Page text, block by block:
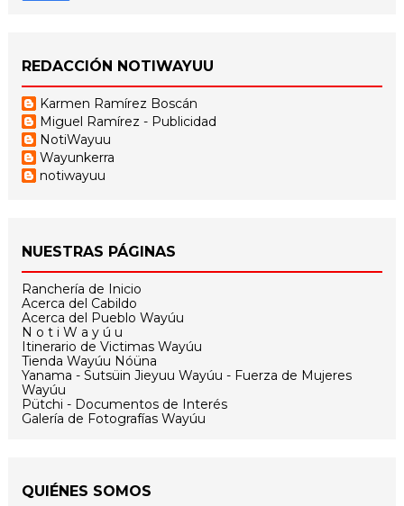
REDACCIÓN NOTIWAYUU
Karmen Ramírez Boscán
Miguel Ramírez - Publicidad
NotiWayuu
Wayunkerra
notiwayuu
NUESTRAS PÁGINAS
Ranchería de Inicio
Acerca del Cabildo
Acerca del Pueblo Wayúu
N o t i W a y ú u
Itinerario de Victimas Wayúu
Tienda Wayúu Nóüna
Yanama - Sutsüin Jieyuu Wayúu - Fuerza de Mujeres
Wayúu
Pütchi - Documentos de Interés
Galería de Fotografías Wayúu
QUIÉNES SOMOS